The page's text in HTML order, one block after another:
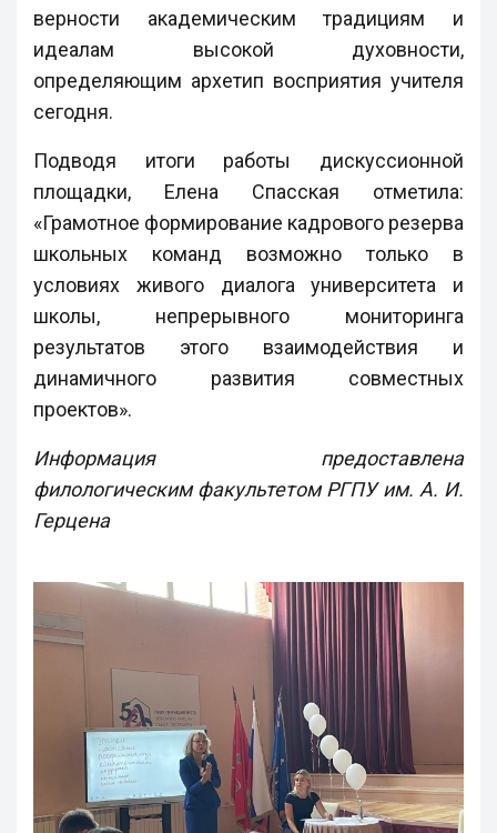
верности академическим традициям и
идеалам высокой духовности,
определяющим архетип восприятия учителя
сегодня.
Подводя итоги работы дискуссионной
площадки, Елена Спасская отметила:
«Грамотное формирование кадрового резерва
школьных команд возможно только в
условиях живого диалога университета и
школы, непрерывного мониторинга
результатов этого взаимодействия и
динамичного развития совместных
проектов».
Информация предоставлена
филологическим факультетом РГПУ им. А. И.
Герцена